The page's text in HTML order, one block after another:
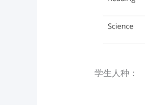
学生人种：